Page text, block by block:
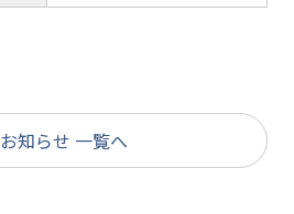
お知らせ 一覧へ